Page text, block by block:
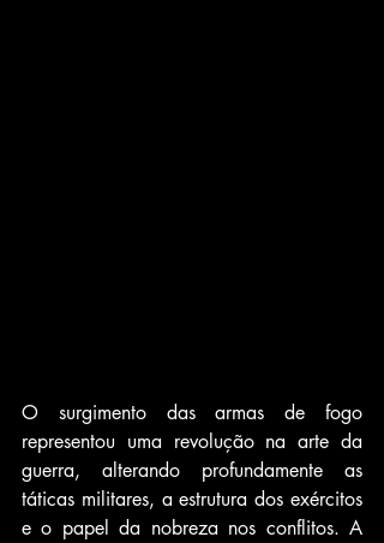
O surgimento das armas de fogo
representou uma revolução na arte da
guerra, alterando profundamente as
táticas militares, a estrutura dos exércitos
e o papel da nobreza nos conflitos. A